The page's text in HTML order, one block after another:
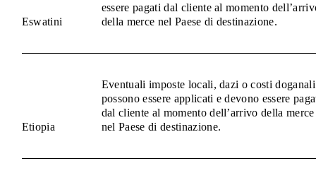
Eswatini
essere pagati dal cliente al momento
della merce nel Paese di destinazione.
Etiopia
Eventuali imposte locali, dazi o costi doganali
possono essere applicati e devono essere
dal cliente al momento dell’arrivo della merce
nel Paese di destinazione.